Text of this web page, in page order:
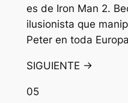
es de Iron Man 2.
ilusionista que
Peter en toda
SIGUIENTE →
05